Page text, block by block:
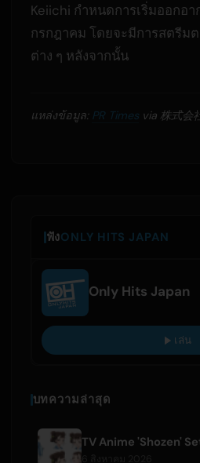
Keiichi กำหนดการเริ่มออกอ
กรกฎาคม โดยจะมีการสตรีม
ต่าง ๆ หลังจากนั้น
แหล่งข้อมูล: PR Timesvia 株式会
ฟังONLY HITS JAPAN
Only Hits Japan
เล่น
บทความล่าสุด